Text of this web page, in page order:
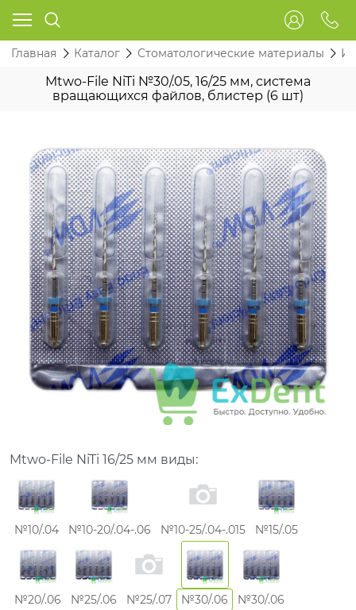
Главная Каталог Стоматологические материалы
Mtwo-File NiTi №30/.05, 16/25 мм, система
вращающихся файлов, блистер (6 шт)
Mtwo-File NiTi 16/25 мм виды:
№10/.04 №10-20/.04-.06 №10-25/.04-.015 №15/.05
№20/.06 №25/.06 №25/.07 №30/.06 №30/.06